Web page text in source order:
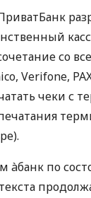
со
Verifone,
чеки с
àбанк по